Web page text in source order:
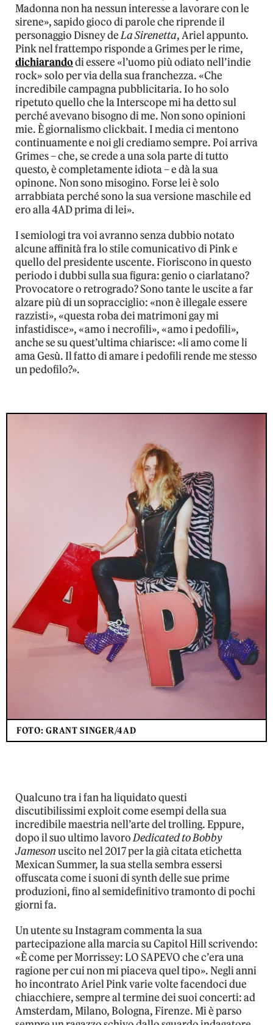
Madonna non ha nessun interesse a lavorare con le
sirene», sapido gioco di parole che riprende il
personaggio Disney deLa Sirenetta, Ariel appunto.
Pink nel frattempo risponde a Grimes per le rime,
dichiarandodi essere «l’uomo più odiato nell’indie
rock» solo per via della sua franchezza. «Che
incredibile campagna pubblicitaria. Io ho solo
ripetuto quello che la Interscope mi ha detto sul
perché avevano bisogno di me. Non sono opinioni
mie. È giornalismo clickbait. I media ci mentono
continuamente e noi gli crediamo sempre. Poi arriva
Grimes – che, se crede a una sola parte di tutto
questo, è completamente idiota – e dà la sua
opinone. Non sono misogino. Forse lei è solo
arrabbiata perché sono la sua versione maschile ed
ero alla 4AD prima di lei».
I semiologi tra voi avranno senza dubbio notato
alcune affinità fra lo stile comunicativo di Pink e
quello del presidente uscente. Fioriscono in questo
periodo i dubbi sulla sua figura: genio o ciarlatano?
Provocatore o retrogrado? Sono tante le uscite a far
alzare più di un sopracciglio: «non è illegale essere
razzisti», «questa roba dei matrimoni gay mi
infastidisce», «amo i necrofili», «amo i pedofili»,
anche se su quest’ultima chiarisce: «li amo come li
ama Gesù. Il fatto di amare i pedofili rende me stesso
un pedofilo?».
FOTO: GRANT SINGER/4AD
Qualcuno tra i fan ha liquidato questi
discutibilissimi exploit come esempi della sua
incredibile maestria nell’arte del trolling. Eppure,
dopo il suo ultimo lavoroDedicated to Bobby
Jamesonuscito nel 2017 per la già citata etichetta
Mexican Summer, la sua stella sembra essersi
offuscata come i suoni di synth delle sue prime
produzioni, fino al semidefinitivo tramonto di pochi
giorni fa.
Un utente su Instagram commenta la sua
partecipazione alla marcia su Capitol Hill scrivendo:
«È come per Morrissey: LO SAPEVO che c’era una
ragione per cui non mi piaceva quel tipo». Negli anni
ho incontrato Ariel Pink varie volte facendoci due
chiacchiere, sempre al termine dei suoi concerti: ad
Amsterdam, Milano, Bologna, Firenze. Mi è parso